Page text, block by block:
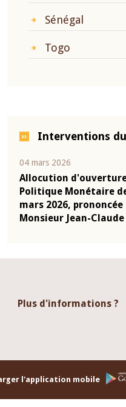
Sénégal
Togo
Interventions
04 mars 2026
Allocution
Politique Monétaire
mars 2026,
Monsieur Jean-Claude
Plus d'informations ?
l'application mobile